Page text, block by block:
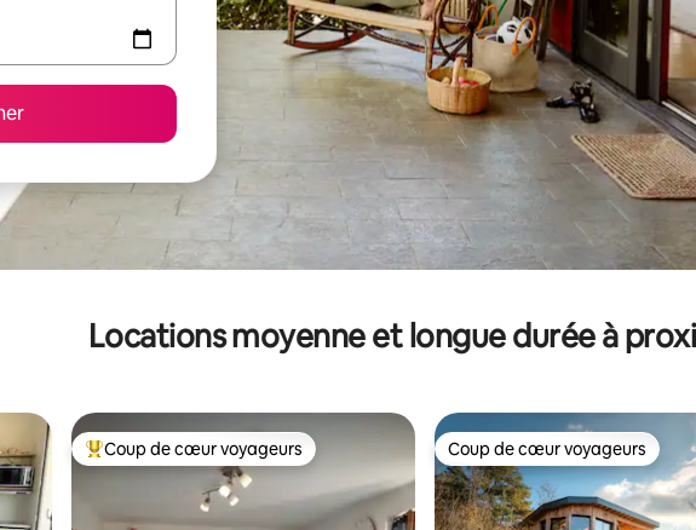
Locations moyenne et longue durée à
Coups de cœur voyageurs les plus appréciés
Coup de cœur voyageurs Coup de cœur voyageurs
Coup de cœur voyageurs